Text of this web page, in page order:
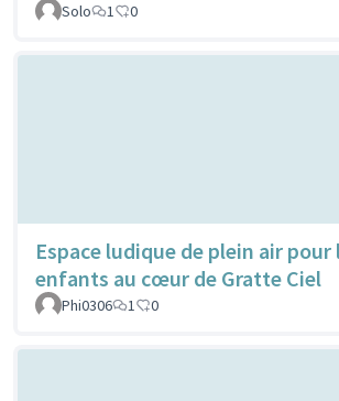
Solo
1 0
Espace ludique de plein air pour
enfants au cœur de Gratte Ciel
Phi0306
1 0